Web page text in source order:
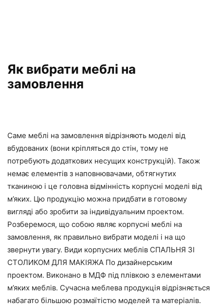
Як вибрати меблі на
замовлення
Саме меблі на замовлення відрізняють моделі від
вбудованих (вони кріпляться до стін, тому не
потребують додаткових несущих конструкцій). Також
немає елементів з наповнювачами, обтягнутих
тканиною і це головна відмінність корпусні моделі від
м’яких. Цю продукцію можна придбати в готовому
вигляді або зробити за індивідуальним проектом.
Розберемося, що собою являє корпусні меблі на
замовлення, як правильно вибрати моделі і на що
звернути увагу. Види корпусних меблів СПАЛЬНЯ ЗІ
СТОЛИКОМ ДЛЯ МАКІЯЖА По дизайнерським
проектом. Виконано в МДФ під плівкою з елементами
м’яких меблів. Сучасна меблева продукція відрізняється
набагато більшою розмаїтістю моделей та матеріалів.